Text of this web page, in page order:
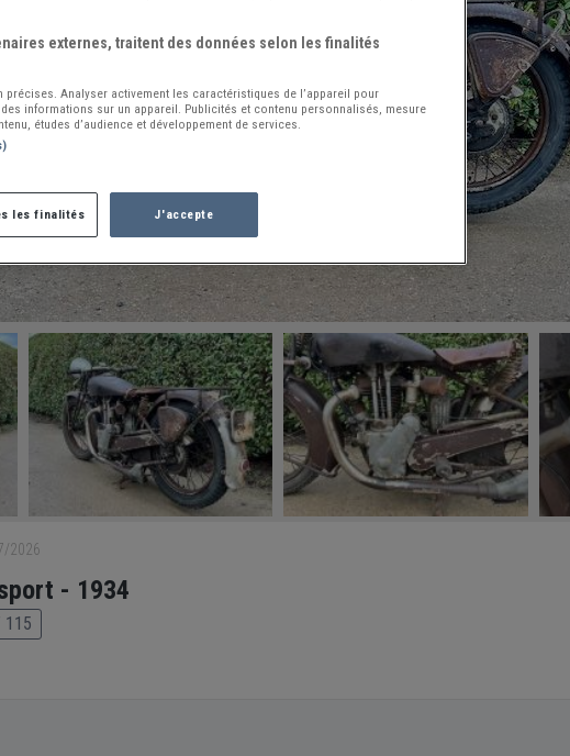
2026
- 1934
115
externes, traitent des données selon les finalités
Analyser activement les caractéristiques de l’appareil pour
informations sur un appareil. Publicités et contenu personnalisés, mesure
études d’audience et développement de services.
les finalités J'accepte